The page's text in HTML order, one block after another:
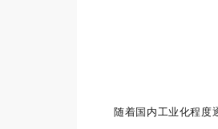
随着国内工业化程度